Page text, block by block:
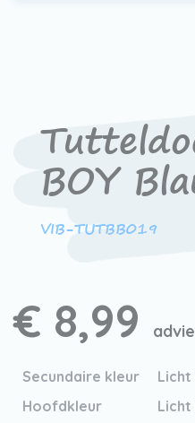
BOY
VIB-TUTBB019
€ 8,99
Secundaire kleur
Licht
Hoofdkleur
Licht